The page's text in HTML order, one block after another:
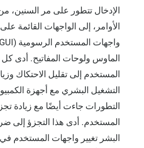
الإدخال تتطور على مر السنين،
الأوامر، إلى الواجهات القائمة
الماوس ولوحات المفاتيح. أدى
المستخدم إلى تقليل الاحتكاك
التشغيل البشري مع أجهزة
التطورات جاءت أيضًا مع زيادة
المستخدم. أدى هذا التجزؤ إلى
البشر تغيير واجهات المستخدم في